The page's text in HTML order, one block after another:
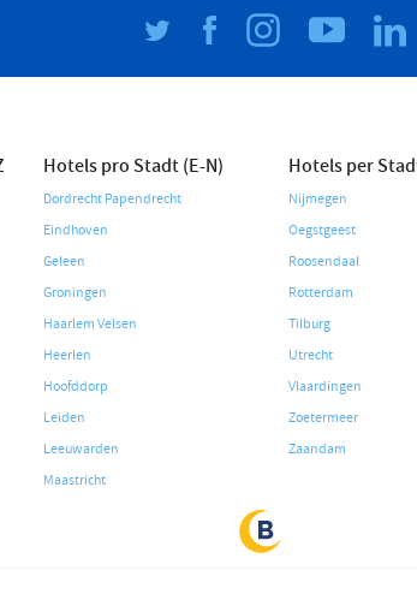
Hotels pro Stadt (E-N)
Dordrecht Papendrecht
Eindhoven
Geleen
Groningen
Haarlem Velsen
Heerlen
Hoofddorp
Leiden
Leeuwarden
Maastricht
Hotels per
Nijmegen
Oegstgeest
Roosendaal
Rotterdam
Tilburg
Utrecht
Vlaardingen
Zoetermeer
Zaandam